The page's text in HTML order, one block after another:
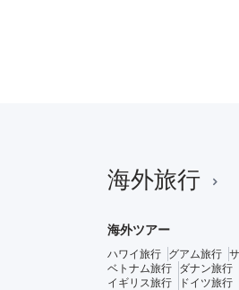
海外旅行
海外ツアー
ハワイ旅行 グアム旅行
ベトナム旅行
ダナン旅行
イギリス旅行
ドイツ旅行